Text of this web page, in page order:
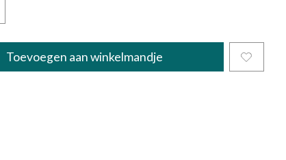
Toevoegen aan winkelmandje